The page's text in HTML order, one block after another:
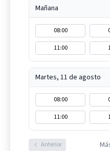
Mañana
08:00
11:00
Martes, 11 de agosto
08:00
11:00
Anterior